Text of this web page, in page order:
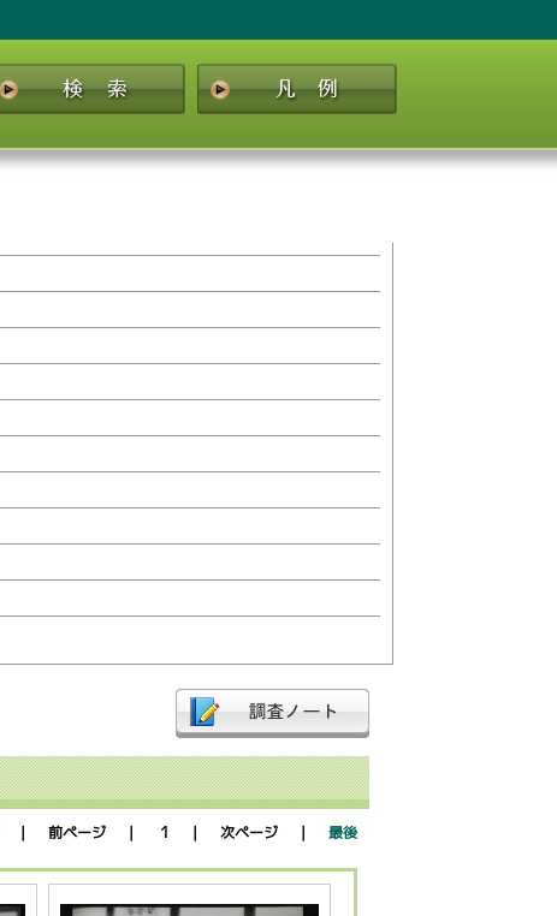
｜ 前ページ ｜ 1 ｜ 次ページ ｜ 最後